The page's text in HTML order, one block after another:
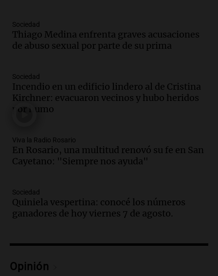
Panorama Federal
Episodios
Audio. La calidad del empleo en
en un contexto de crisis económica
Panorama Federal
Episodios
Audio.
Panorama Federal
Episodios
Solicitan quiebra de Lebron
por estafa piramidal millonaria
Panorama Federal
Episodios
Panorama Federal
Episodios
Sociedad
Thiago Medina enfrenta graves acusaciones
de abuso sexual por parte de su prima
Sociedad
Incendio en un edificio lindero al de Cristina
Kirchner: evacuaron vecinos y hubo heridos
por humo
Viva la Radio Rosario
En Rosario, una multitud renovó su fe en San
Cayetano: "Siempre nos ayuda"
Sociedad
Quiniela vespertina: conocé los números
ganadores de hoy viernes 7 de agosto.
Opinión